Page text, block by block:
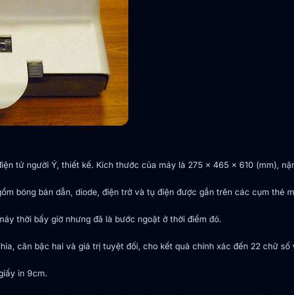
tử người Ý, thiết kế. Kích thước của máy là 275 x 465 x 610 (mm),
bóng bán dẫn, diode, điện trở và tụ điện được gắn trên các cụm thẻ
thời bấy giờ nhưng đã là bước ngoặt ở thời điểm đó.
căn bậc hai và giá trị tuyệt đối, cho kết quả chính xác đến 22 chữ số
in 9cm.